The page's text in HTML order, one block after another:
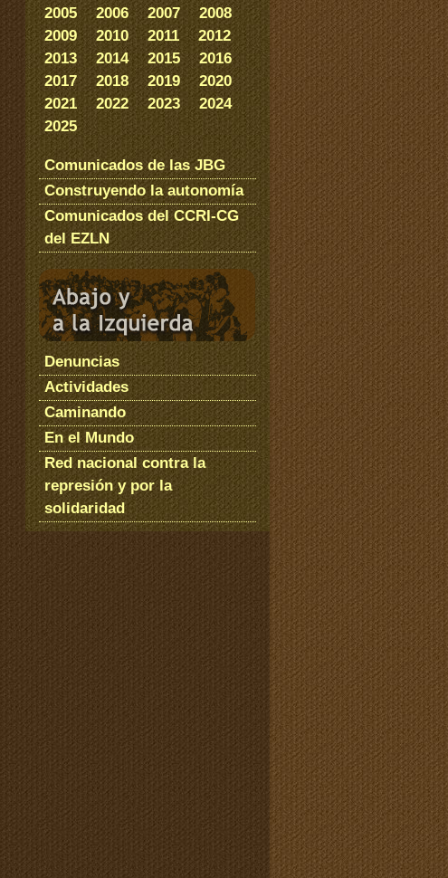
2005
2006 2007
2008
2009
2010 2011
2012
2013
2014 2015
2016
2017
2018 2019
2020
2021
2022 2023
2024
2025
Comunicados de las JBG
Construyendo la autonomía
Comunicados del CCRI-CG
del EZLN
Denuncias
Actividades
Caminando
En el Mundo
Red nacional contra la
represión y por la
solidaridad